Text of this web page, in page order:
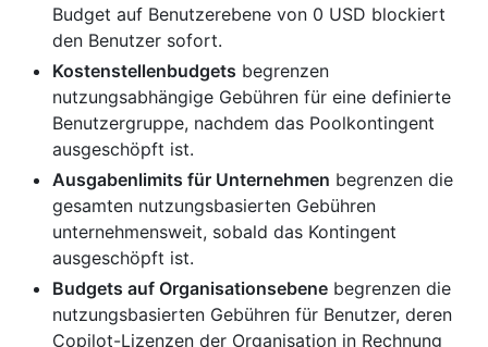
Budget auf Benutzerebene von 0 USD blockiert
den Benutzer sofort.
Kostenstellenbudgets begrenzen
nutzungsabhängige Gebühren für eine definierte
Benutzergruppe, nachdem das Poolkontingent
ausgeschöpft ist.
Ausgabenlimits für Unternehmen begrenzen die
gesamten nutzungsbasierten Gebühren
unternehmensweit, sobald das Kontingent
ausgeschöpft ist.
Budgets auf Organisationsebene begrenzen die
nutzungsbasierten Gebühren für Benutzer, deren
Copilot-Lizenzen der Organisation in Rechnung